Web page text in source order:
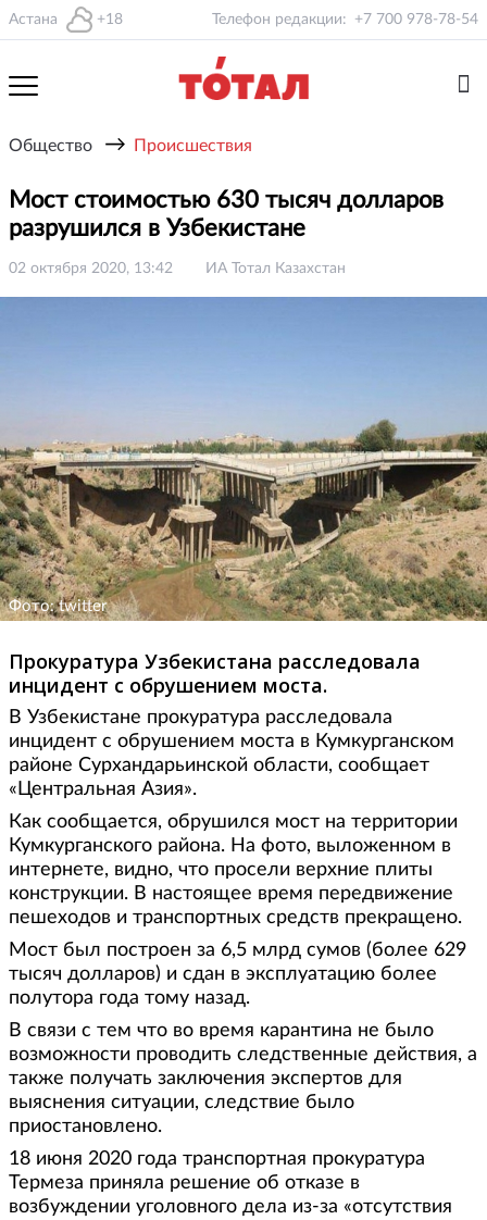
Астана +18 Телефон редакции: +7 700 978-78-54
Общество → Происшествия
Мост стоимостью 630 тысяч долларов
разрушился в Узбекистане
02 октября 2020, 13:42 ИА Тотал Казахстан
Фото: twitter
Прокуратура Узбекистана расследовала
инцидент с обрушением моста.
В Узбекистане прокуратура расследовала
инцидент с обрушением моста в Кумкурганском
районе Сурхандарьинской области, сообщает
«Центральная Азия».
Как сообщается, обрушился мост на территории
Кумкурганского района. На фото, выложенном в
интернете, видно, что просели верхние плиты
конструкции. В настоящее время передвижение
пешеходов и транспортных средств прекращено.
Мост был построен за 6,5 млрд сумов (более 629
тысяч долларов) и сдан в эксплуатацию более
полутора года тому назад.
В связи с тем что во время карантина не было
возможности проводить следственные действия, а
также получать заключения экспертов для
выяснения ситуации, следствие было
приостановлено.
18 июня 2020 года транспортная прокуратура
Термеза приняла решение об отказе в
возбуждении уголовного дела из-за «отсутствия